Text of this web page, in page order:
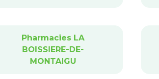
Pharmacies LA
BOISSIERE-DE-
MONTAIGU